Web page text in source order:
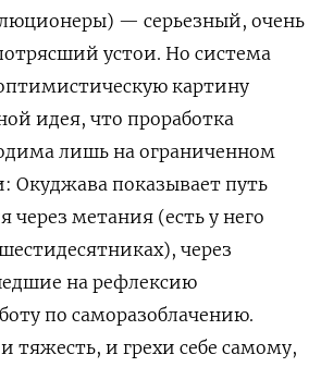
— серьезный, очень
устои. Но система
картину
идея, что проработка
лишь на ограниченном
Окуджава показывает путь
через метания (есть у него
через
на рефлексию
по саморазоблачению.
тяжесть, и грехи себе самому,